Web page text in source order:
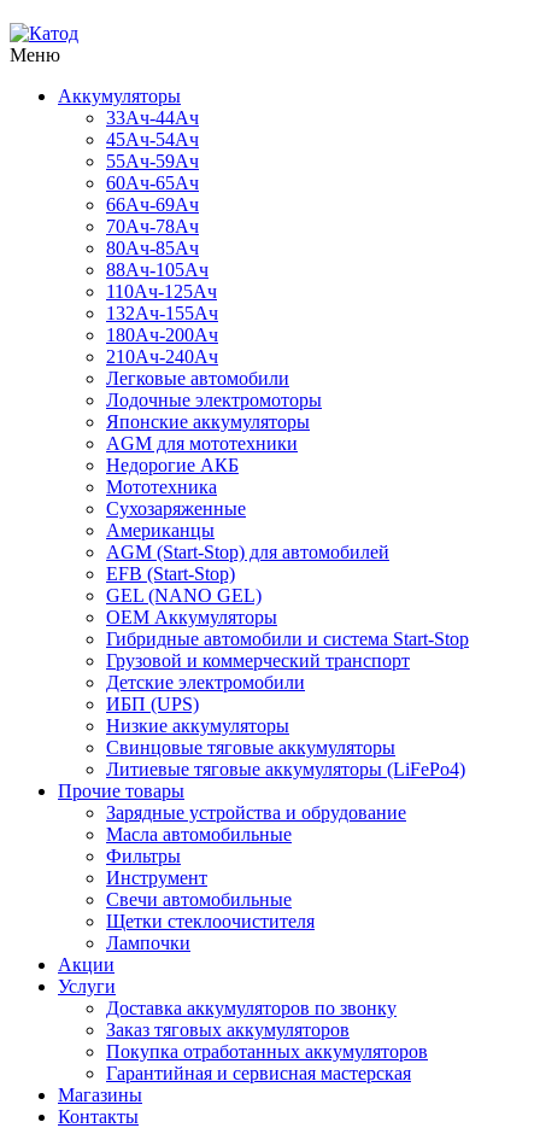
Меню
Аккумуляторы
33Ач-44Ач
45Ач-54Ач
55Ач-59Ач
60Ач-65Ач
66Ач-69Ач
70Ач-78Ач
80Ач-85Ач
88Ач-105Ач
110Ач-125Ач
132Ач-155Ач
180Ач-200Ач
210Ач-240Ач
Легковые автомобили
Лодочные электромоторы
Японские аккумуляторы
AGM для мототехники
Недорогие АКБ
Мототехника
Сухозаряженные
Американцы
AGM (Start-Stop) для автомобилей
EFB (Start-Stop)
GEL (NANO GEL)
OEM Аккумуляторы
Гибридные автомобили и система Start-Stop
Грузовой и коммерческий транспорт
Детские электромобили
ИБП (UPS)
Низкие аккумуляторы
Свинцовые тяговые аккумуляторы
Литиевые тяговые аккумуляторы (LiFePo4)
Прочие товары
Зарядные устройства и обрудование
Масла автомобильные
Фильтры
Инструмент
Свечи автомобильные
Щетки стеклоочистителя
Лампочки
Акции
Услуги
Доставка аккумуляторов по звонку
Заказ тяговых аккумуляторов
Покупка отработанных аккумуляторов
Гарантийная и сервисная мастерская
Магазины
Контакты